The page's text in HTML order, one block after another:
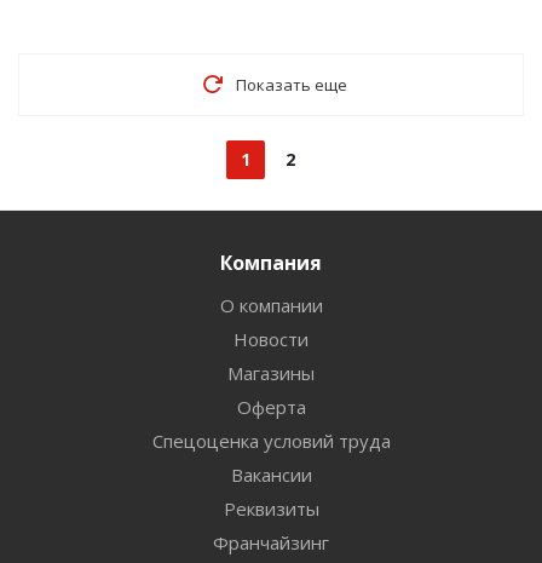
Показать еще
1 2
Компания
О компании
Новости
Магазины
Оферта
Спецоценка условий труда
Вакансии
Реквизиты
Франчайзинг